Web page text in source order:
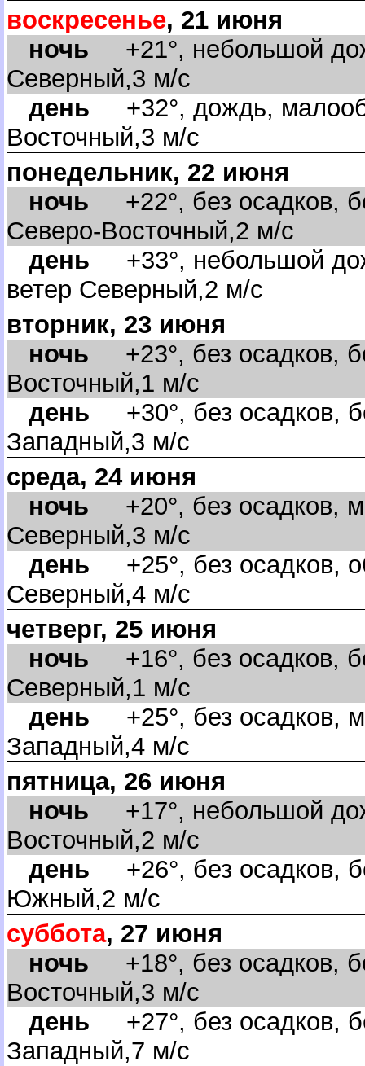
оскресенье, 21 июня
ночь +21°, небольшой
Северный,3 м/с
день +32°, дождь,
осточный,3 м/с
понедельник, 22 июня
ночь +22°, без осадков,
Северо-Восточный,2 м/с
день +33°, небольшой
етер Северный,2 м/с
торник, 23 июня
ночь +23°, без осадков,
осточный,1 м/с
день +30°, без осадков,
Западный,3 м/с
среда, 24 июня
ночь +20°, без осадков,
Северный,3 м/с
день +25°, без осадков,
Северный,4 м/с
четверг, 25 июня
ночь +16°, без осадков,
Северный,1 м/с
день +25°, без осадков,
Западный,4 м/с
пятница, 26 июня
ночь +17°, небольшой
осточный,2 м/с
день +26°, без осадков,
Южный,2 м/с
суббота, 27 июня
ночь +18°, без осадков,
осточный,3 м/с
день +27°, без осадков,
Западный,7 м/с